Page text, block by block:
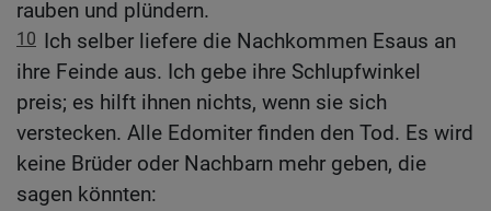
rauben und plündern.
10 Ich selber liefere die Nachkommen Esaus an
ihre Feinde aus. Ich gebe ihre Schlupfwinkel
preis; es hilft ihnen nichts, wenn sie sich
verstecken. Alle Edomiter finden den Tod. Es wird
keine Brüder oder Nachbarn mehr geben, die
sagen könnten: